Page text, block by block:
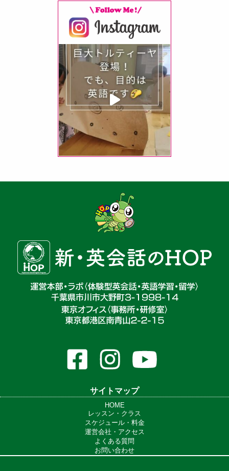
サイトマップ
HOME
レッスン・クラス
スケジュール・料金
運営会社・アクセス
よくある質問
お問い合わせ